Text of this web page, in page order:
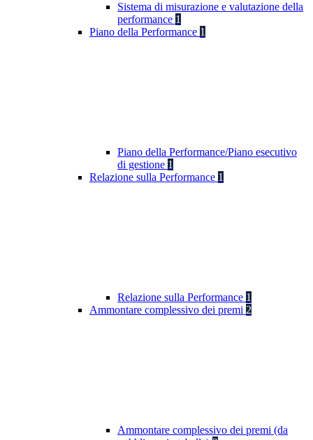
Sistema di misurazione e valutazione della
performance 1
Piano della Performance 1
Piano della Performance/Piano esecutivo
di gestione 1
Relazione sulla Performance 1
Relazione sulla Performance 1
Ammontare complessivo dei premi 2
Ammontare complessivo dei premi (da